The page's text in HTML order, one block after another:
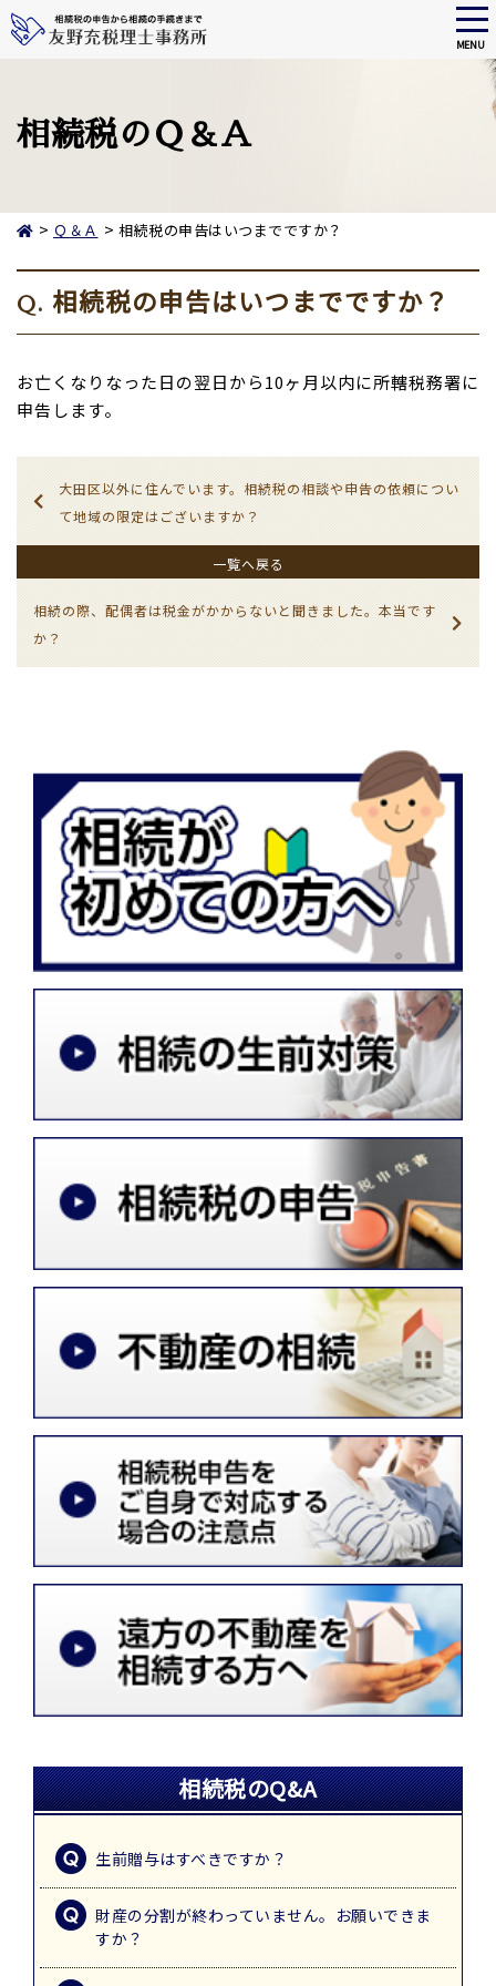
main
content
MENU
相続税のＱ＆Ａ
> Ｑ＆Ａ > 相続税の申告はいつまでですか？
Q. 相続税の申告はいつまでですか？
お亡くなりなった日の翌日から10ヶ月以内に所轄税務署に
申告します。
大田区以外に住んでいます。相続税の相談や申告の依頼につい
て地域の限定はございますか？
一覧へ戻る
相続の際、配偶者は税金がかからないと聞きました。本当です
か？
相続税のQ&A
生前贈与はすべきですか？
財産の分割が終わっていません。お願いできま
すか？